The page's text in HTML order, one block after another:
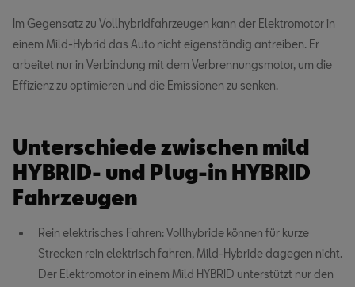
Im Gegensatz zu Vollhybridfahrzeugen kann der Elektromotor in
einem Mild-Hybrid das Auto nicht eigenständig antreiben. Er
arbeitet nur in Verbindung mit dem Verbrennungsmotor, um die
Effizienz zu optimieren und die Emissionen zu senken.
Unterschiede zwischen mild
HYBRID- und Plug-in HYBRID
Fahrzeugen
Rein elektrisches Fahren: Vollhybride können für kurze
Strecken rein elektrisch fahren, Mild-Hybride dagegen nicht.
Der Elektromotor in einem Mild HYBRID unterstützt nur den